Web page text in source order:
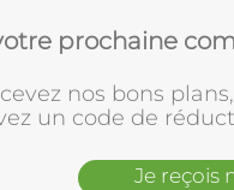
prochaine
nos bons
un code de
Je reçois